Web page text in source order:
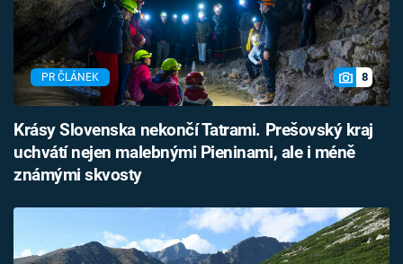
PR ČLÁNEK 8
Krásy Slovenska nekončí Tatrami. Prešovský kraj
uchvátí nejen malebnými Pieninami, ale i méně
známými skvosty